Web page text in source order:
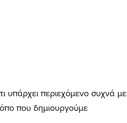
υπάρχει περιεχόμενο συχνά με
που δημιουργούμε